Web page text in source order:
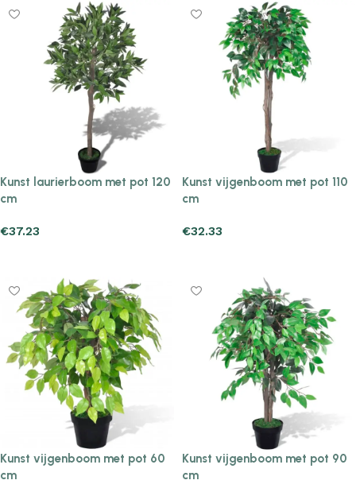
Kunst laurierboom met pot 120
cm
€37.23
Kunst vijgenboom met pot 110
cm
€32.33
Kunst vijgenboom met pot 60
cm
Kunst vijgenboom met pot 90
cm